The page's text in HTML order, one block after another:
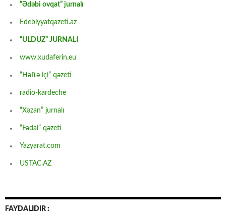
“Ədəbi ovqat” jurnalı
Edebiyyatqazeti.az
“ULDUZ” JURNALI
www.xudaferin.eu
“Həftə içi” qəzeti
radio-kardeche
“Xəzan” jurnalı
“Fədai” qəzeti
Yazyarat.com
USTAC.AZ
FAYDALIDIR :